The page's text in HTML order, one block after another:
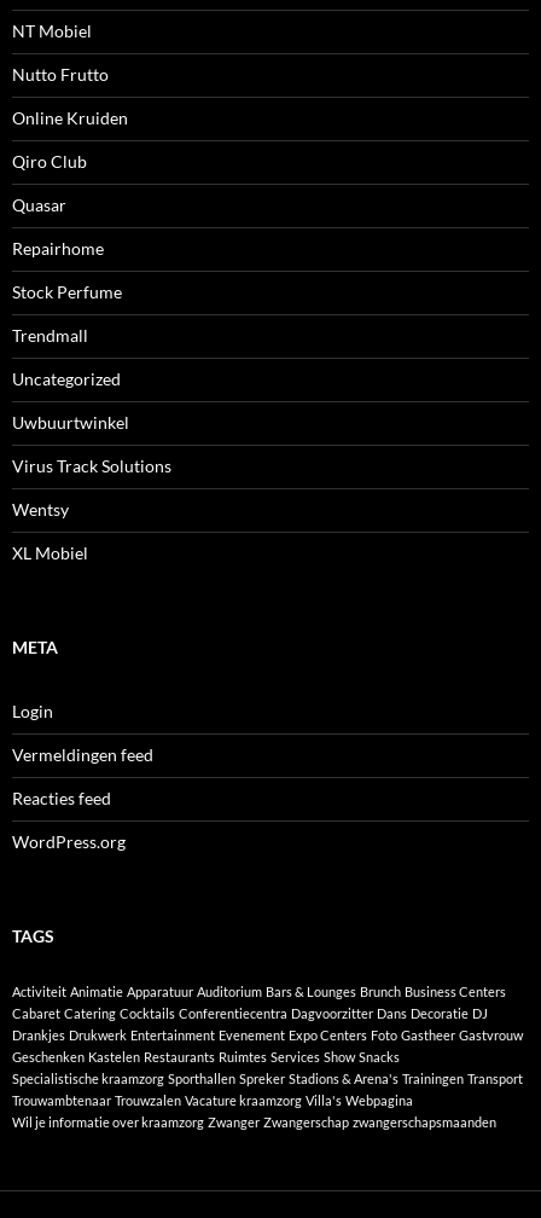
NT Mobiel
Nutto Frutto
Online Kruiden
Qiro Club
Quasar
Repairhome
Stock Perfume
Trendmall
Uncategorized
Uwbuurtwinkel
Virus Track Solutions
Wentsy
XL Mobiel
META
Login
Vermeldingen feed
Reacties feed
WordPress.org
TAGS
Activiteit Animatie Apparatuur Auditorium Bars & Lounges Brunch Business Centers
Cabaret Catering Cocktails Conferentiecentra Dagvoorzitter Dans Decoratie DJ
Drankjes Drukwerk Entertainment Evenement Expo Centers Foto Gastheer Gastvrouw
Geschenken Kastelen Restaurants Ruimtes Services Show Snacks
Specialistische kraamzorg Sporthallen Spreker Stadions & Arena's Trainingen Transport
Trouwambtenaar Trouwzalen Vacature kraamzorg Villa's Webpagina
Wil je informatie over kraamzorg Zwanger Zwangerschap zwangerschapsmaanden